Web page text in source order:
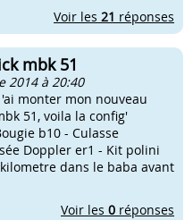
Voir les 21 réponses
mbk 51
2014 à 20:40
monter mon nouveau
51, voila la config'
b10 - Culasse
Doppler er1 - Kit polini
kilometre dans le baba avant
Voir les 0 réponses